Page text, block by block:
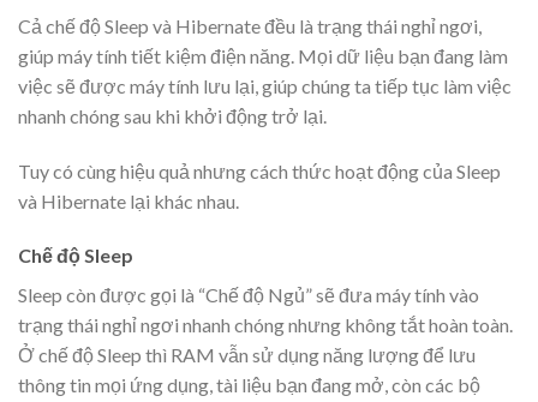
Cả chế độ Sleep và Hibernate đều là trạng thái nghỉ ngơi,
giúp máy tính tiết kiệm điện năng. Mọi dữ liệu bạn đang làm
việc sẽ được máy tính lưu lại, giúp chúng ta tiếp tục làm việc
nhanh chóng sau khi khởi động trở lại.
Tuy có cùng hiệu quả nhưng cách thức hoạt động của Sleep
và Hibernate lại khác nhau.
Chế độ Sleep
Sleep còn được gọi là “Chế độ Ngủ” sẽ đưa máy tính vào
trạng thái nghỉ ngơi nhanh chóng nhưng không tắt hoàn toàn.
Ở chế độ Sleep thì RAM vẫn sử dụng năng lượng để lưu
thông tin mọi ứng dụng, tài liệu bạn đang mở, còn các bộ